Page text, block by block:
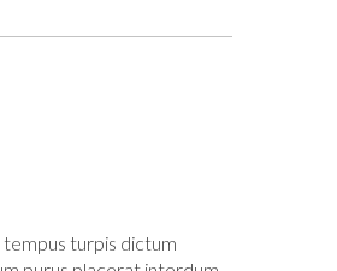
turpis dictum